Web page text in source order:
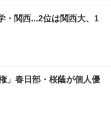
・関西...2位は関西大、1
」春日部・桜蔭が個人優